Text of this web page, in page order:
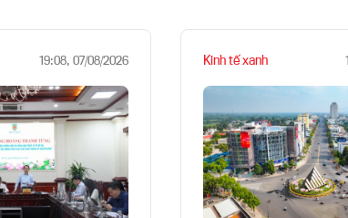
19:08, 07/08/2026 Kinh tế xanh